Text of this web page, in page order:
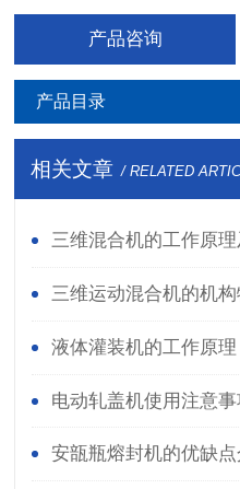
产品咨询
产品目录
相关文章 / RELATED
三维混合机的工作原
三维运动混合机的机构
液体灌装机的工作原理
电动轧盖机使用注意事
安瓿瓶熔封机的优缺点